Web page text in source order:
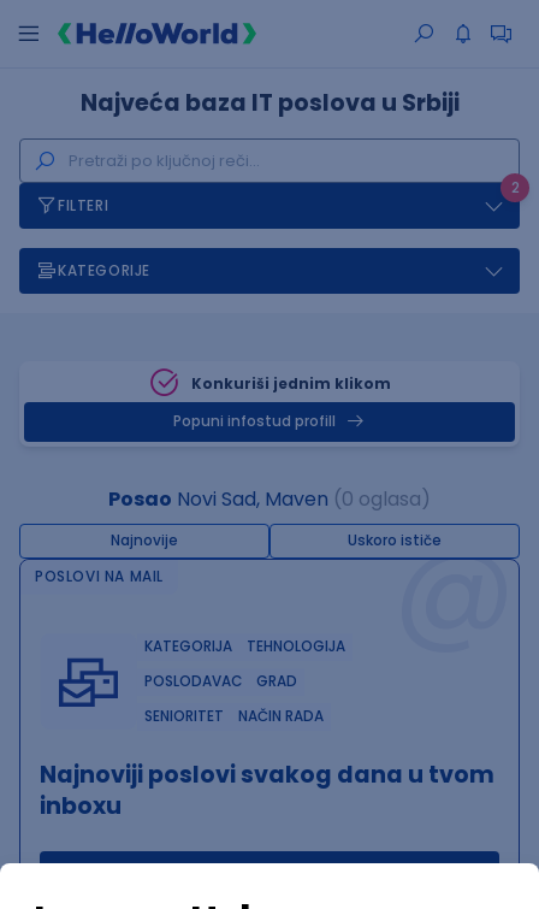
Najveća baza IT poslova u Srbiji
2
FILTERI
KATEGORIJE
Konkuriši jednim klikom
Popuni infostud profill
Posao Novi Sad, Maven (0 oglasa)
Najnovije Uskoro ističe@
POSLOVI NA MAIL
KATEGORIJA
TEHNOLOGIJA
POSLODAVAC
GRAD
SENIORITET
NAČIN RADA
Najnoviji poslovi svakog dana u tvom
inboxu